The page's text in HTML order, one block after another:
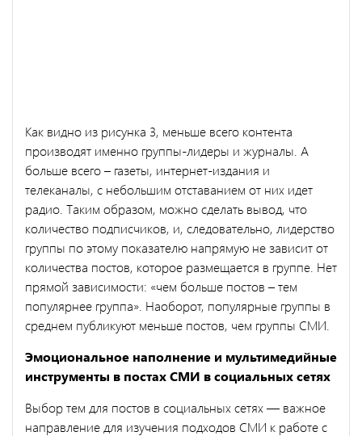
Как видно из рисунка 3, меньше всего контента
производят именно группы-лидеры и журналы. А
больше всего – газеты, интернет-издания и
телеканалы, с небольшим отставанием от них идет
радио. Таким образом, можно сделать вывод, что
количество подписчиков, и, следовательно, лидерство
группы по этому показателю напрямую не зависит от
количества постов, которое размещается в группе. Нет
прямой зависимости: «чем больше постов – тем
популярнее группа». Наоборот, популярные группы в
среднем публикуют меньше постов, чем группы СМИ.
Эмоциональное наполнение и мультимедийные
инструменты в постах СМИ в социальных сетях
Выбор тем для постов в социальных сетях — важное
направление для изучения подходов СМИ к работе с